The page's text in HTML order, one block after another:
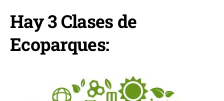
Hay 3 Clases de
Ecoparques: